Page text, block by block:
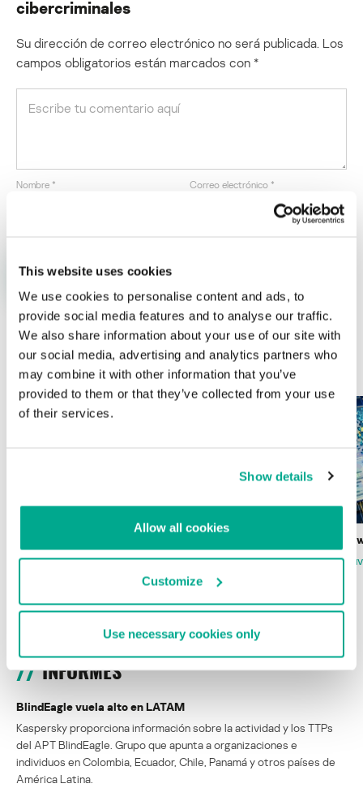
This website uses cookies
We use cookies to personalise content and ads, to
provide social media features and to analyse our traffic.
We also share information about your use of our site with
our social media, advertising and analytics partners who
may combine it with other information that you’ve
provided to them or that they’ve collected from your use
of their services.
Show details
Allow all cookies
Customize
Use necessary cookies only
cibercriminales
Su dirección de correo electrónico no será publicada. Los
campos obligatorios están marcados con *
Nombre * Correo electrónico *
ÚLTIMAS PUBLICACIONES
la Copa Mundial de Fútbol 2026
Estado del
FABIO ASSOLINI MARC
INFORMES
BlindEagle vuela alto en LATAM
Kaspersky proporciona información sobre la actividad y los TTPs
del APT BlindEagle. Grupo que apunta a organizaciones e
individuos en Colombia, Ecuador, Chile, Panamá y otros países de
América Latina.